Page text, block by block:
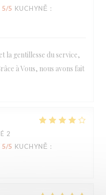
5/5 KUCHYNĚ :
la gentillesse du service,
à Vous, nous avons fait
2
5/5 KUCHYNĚ :